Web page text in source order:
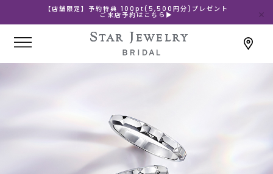
【店舗限定】予約特典 100pt(5,500円分)プレゼント
ご来店予約はこちら▶